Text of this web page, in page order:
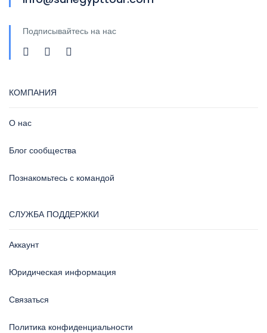
Подписывайтесь на нас
КОМПАНИЯ
О нас
Блог сообщества
Познакомьтесь с командой
СЛУЖБА ПОДДЕРЖКИ
Аккаунт
Юридическая информация
Связаться
Политика конфиденциальности